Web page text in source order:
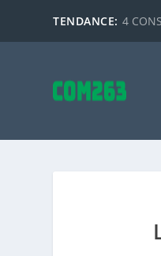
TENDANCE: 4